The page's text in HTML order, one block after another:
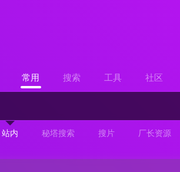
常用 搜索 工具 社区
站内 秘塔搜索 搜片 厂长资源